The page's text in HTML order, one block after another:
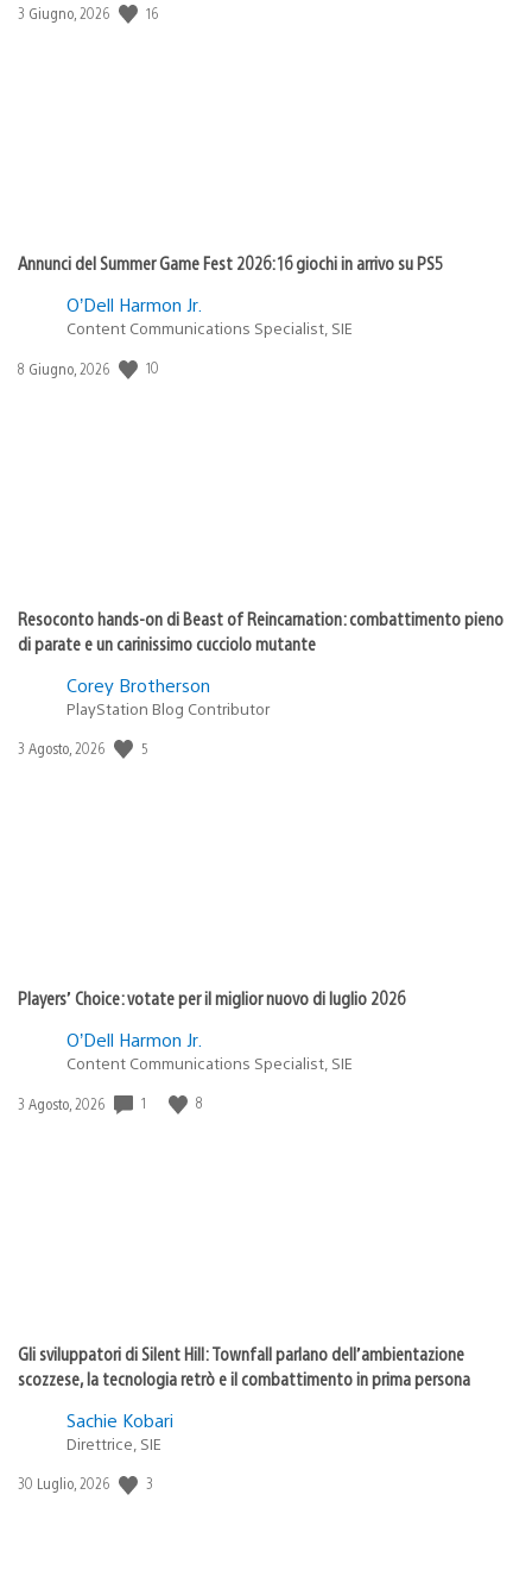
Data
3 Giugno, 2026 16
Annunci del Summer Game Fest 2026: 16 giochi in arrivo su PS5
O’Dell Harmon Jr.
Content Communications Specialist, SIE
Data
8 Giugno, 2026 10
Resoconto hands-on di Beast of Reincarnation: combattimento pieno
di parate e un carinissimo cucciolo mutante
Corey Brotherson
PlayStation Blog Contributor
Data
3 Agosto, 2026 5
Players’ Choice: votate per il miglior nuovo di luglio 2026
O’Dell Harmon Jr.
Content Communications Specialist, SIE
Data
3 Agosto, 2026 1 8
Gli sviluppatori di Silent Hill: Townfall parlano dell’ambientazione
scozzese, la tecnologia retrò e il combattimento in prima persona
Sachie Kobari
Direttrice, SIE
Data
30 Luglio, 2026 3